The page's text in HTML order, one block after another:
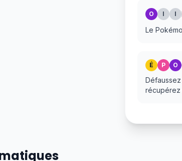
O I I
Le
É P O
récupérez